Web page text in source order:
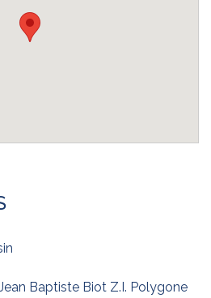
Baptiste Biot Z.I. Polygone